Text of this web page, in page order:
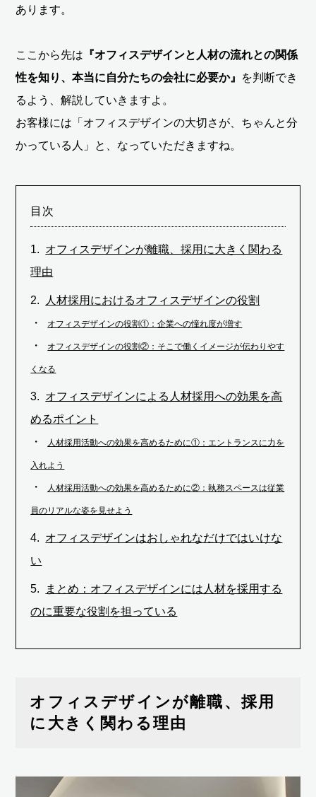
あります。
ここから先は 『オフィスデザインと人材の流れとの関係
性を知り、本当に自分たちの会社に必要か』 を判断でき
るよう、解説していきますよ。
お客様には「オフィスデザインの大切さが、ちゃんと分
かっている人」と、なっていただきますね。
目次
オフィスデザインが離職、採用に大きく関わる
理由
人材採用におけるオフィスデザインの役割
オフィスデザインの役割①：企業への憧れ度が増す
オフィスデザインの役割②：そこで働くイメージが伝わりやす
くなる
オフィスデザインによる人材採用への効果を高
めるポイント
人材採用活動への効果を高めるために①：エントランスに力を
入れよう
人材採用活動への効果を高めるために②：執務スペースは従業
員のリアルな姿を見せよう
オフィスデザインはおしゃれなだけではいけな
い
まとめ：オフィスデザインには人材を採用する
のに重要な役割を担っている
オフィスデザインが離職、採用
に大きく関わる理由